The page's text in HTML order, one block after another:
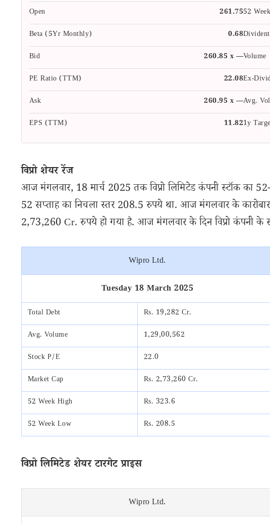
Open
261.7552
Beta (5Yr Monthly)
0.68
Bid
260.85 x —Volume
PE Ratio (TTM)
22.08Ex-
Ask
260.95 x —Avg.
EPS (TTM)
11.821y
विप्रो शेयर रेंज
आज मंगलवार, 18 मार्च 2025 तक विप्रो लिमिटेड कंपनी स्टॉक का
52 सप्ताह का निचला स्तर 208.5 रुपये था. आज मंगलवार के कारोबार
2,73,260 Cr. रुपये हो गया है. आज मंगलवार के दिन विप्रो कंपनी
Wipro Ltd.
Tuesday 18 March 2025
Total Debt
Rs. 19,282 Cr.
Avg. Volume
1,29,00,562
Stock P/E
22.0
Market Cap
Rs. 2,73,260 Cr.
52 Week High
Rs. 323.6
52 Week Low
Rs. 208.5
विप्रो लिमिटेड शेयर टारगेट प्राइस
Wipro Ltd.